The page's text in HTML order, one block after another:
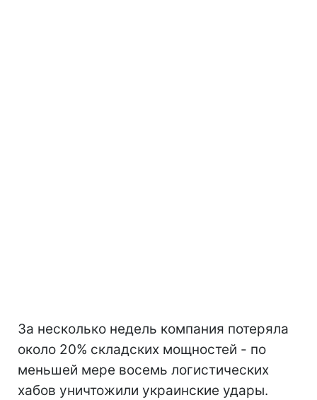
За несколько недель компания потеряла
около 20% складских мощностей - по
меньшей мере восемь логистических
хабов уничтожили украинские удары.